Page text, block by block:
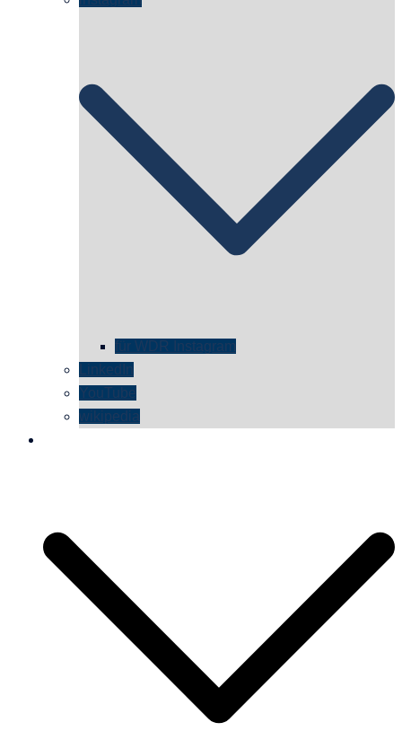
für WDR Instagram
LinkedIn
YouTube
wikipedia